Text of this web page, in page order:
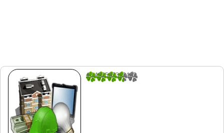
4.1492537313433